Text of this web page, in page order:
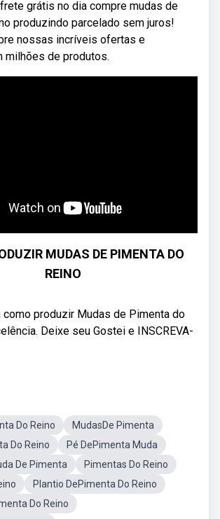
grátis no dia compre mudas de
produzindo parcelado sem juros!
nossas incríveis ofertas e
milhões de produtos.
MUDAS DE PIMENTA DO
REINO
como produzir Mudas de Pimenta do
Deixe seu Gostei e INSCREVA-
Do Reino
MudasDe Pimenta
Do Reino
Pé DePimenta Muda
De Pimenta
Pimentas Do Reino
Plantio DePimenta Do Reino
Do Reino